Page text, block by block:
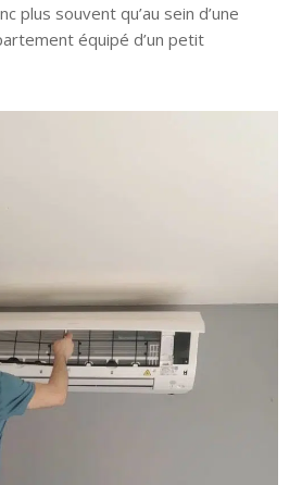
plus souvent qu’au sein d’une
équipé d’un petit